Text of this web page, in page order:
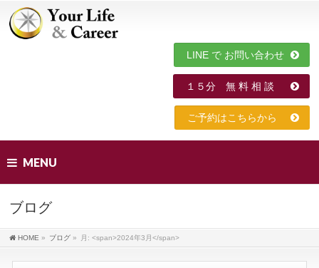
LINE で お問い合わせ
１５分 無 料 相 談
ご予約はこちらから
MENU
ブログ
HOME » ブログ » 月: <span>2024年3月</span>